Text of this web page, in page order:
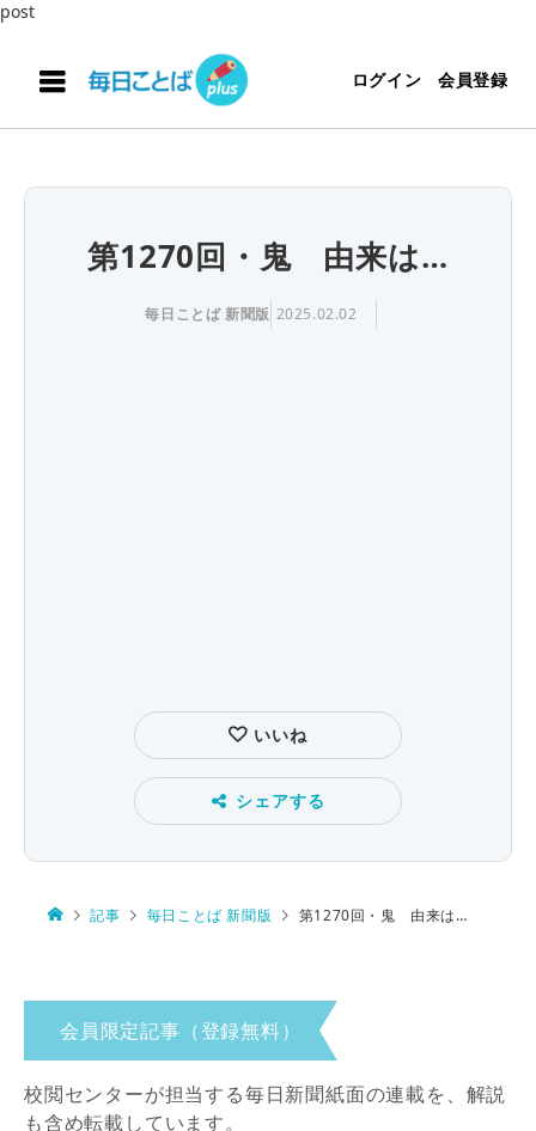
post
ログイン 会員登録
第1270回・鬼 由来は…
毎日ことば 新聞版 2025.02.02
いいね
シェアする
記事 毎日ことば 新聞版 第1270回・鬼 由来は…
会員限定記事（登録無料）
校閲センターが担当する毎日新聞紙面の連載を、解説
も含め転載しています。